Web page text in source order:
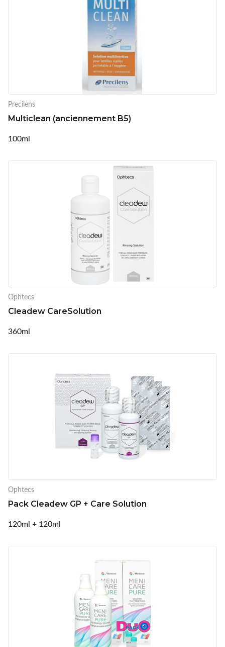
Precilens
Multiclean (anciennement B5)
100ml
Ophtecs
Cleadew CareSolution
360ml
Ophtecs
Pack Cleadew GP + Care Solution
120ml + 120ml